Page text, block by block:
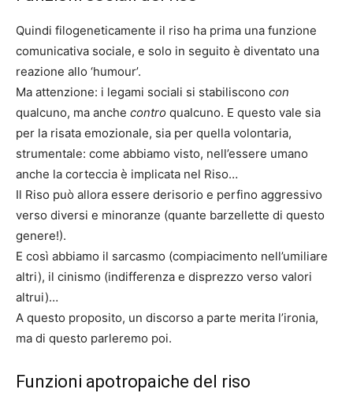
Quindi filogeneticamente il riso ha prima una funzione
comunicativa sociale, e solo in seguito è diventato una
reazione allo ‘humour’.
Ma attenzione: i legami sociali si stabiliscono con
qualcuno, ma anche contro qualcuno. E questo vale sia
per la risata emozionale, sia per quella volontaria,
strumentale: come abbiamo visto, nell’essere umano
anche la corteccia è implicata nel Riso…
Il Riso può allora essere derisorio e perfino aggressivo
verso diversi e minoranze (quante barzellette di questo
genere!).
E così abbiamo il sarcasmo (compiacimento nell’umiliare
altri), il cinismo (indifferenza e disprezzo verso valori
altrui)…
A questo proposito, un discorso a parte merita l’ironia,
ma di questo parleremo poi.
Funzioni apotropaiche del riso